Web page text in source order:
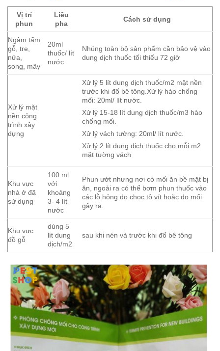
Vị trí
phun
Liều
pha
Cách sử dụng
Ngâm tẩm
gỗ, tre,
nứa,
song, mây
20ml
thuốc/ lít
nước
Nhúng toàn bộ sản phẩm cần bảo vệ vào
dung dịch thuốc tối thiểu 72 giờ
Xử lý mặt
nền công
trình xây
dựng
Xử lý 5 lít dung dịch thuốc/m2 mặt nền
trước khi đổ bê tông.Xử lý hào chống
mối: 20ml/ lít nước.
Xử lý 15-18 lít dung dịch thuốc/m3 hào
chống mối.
Xử lý vách tường: 20ml/ lít nước.
Xử lý 2 lít dung dịch thuốc cho mỗi m2
mặt tường vách
Khu vực
nhà ở đã
sử dụng
100 ml
với
khoảng
3- 4 lít
nước
Phun ướt nhưng nơi có mối ăn bề mặt bị
ăn, ngoài ra có thể bơm phun thuốc vào
các lỗ hỏng do chọc tô vít hoặc do mối
gây ra.
Khu vực
đồ gỗ
dùng 5
lít dung
dịch/m2
sau khi nén và trước khi đổ bê tông